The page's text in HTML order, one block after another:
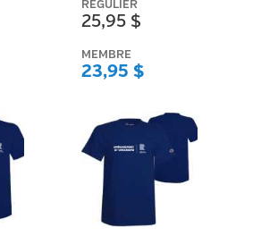
RÉGULIER
25,95 $
MEMBRE
23,95 $